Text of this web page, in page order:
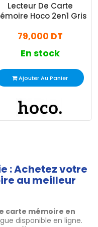
Lecteur De Carte
Hoco 2en1 Gris
79,000 DT
En stock
Ajouter Au Panier
: Achetez votre
au meilleur
carte mémoire en
disponible en ligne.